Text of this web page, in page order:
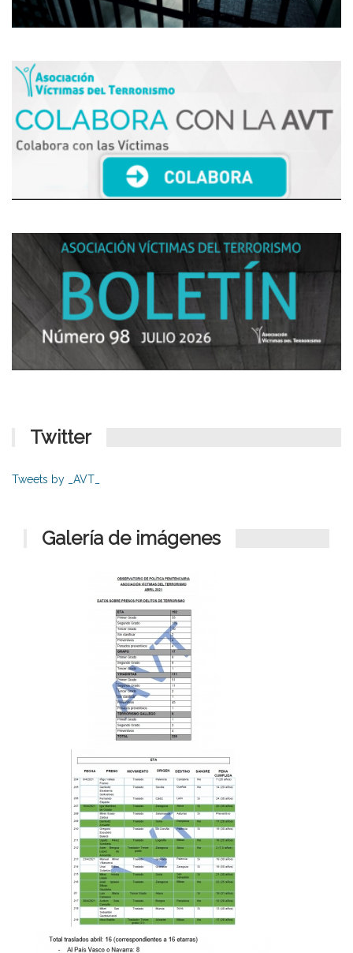
Twitter
Tweets by _AVT_
Galería de imágenes